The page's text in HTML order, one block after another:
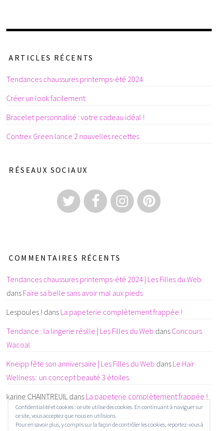
ARTICLES RÉCENTS
Tendances chaussures printemps-été 2024
Créer un look facilement
Bracelet personnalisé : votre cadeau idéal !
Contrex Green lance 2 nouvelles recettes
RÉSEAUX SOCIAUX
COMMENTAIRES RÉCENTS
Tendances chaussures printemps-été 2024 | Les Filles du Web
dans Faire sa belle sans avoir mal aux pieds
Lespoules ! dans La papeterie complètement frappée !
Tendance : la lingerie résille | Les Filles du Web dans Concours
Wacoal
Kneipp fête son anniversaire | Les Filles du Web dans Le Hair
Wellness : un concept beauté 3 étoiles
karine CHAINTREUIL dans La papeterie complètement frappée !
Confidentialité et cookies : ce site utilise des cookies. En continuant à naviguer sur
ce site, vous acceptez que nous en utilisions.
Pour en savoir plus, y compris sur la façon de contrôler les cookies, reportez-vous à